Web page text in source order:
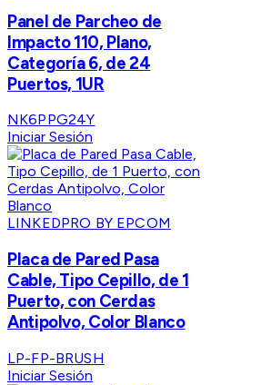
Panel de Parcheo de
Impacto 110, Plano,
Categoría 6, de 24
Puertos, 1UR
NK6PPG24Y
Iniciar Sesión
LINKEDPRO BY EPCOM
Placa de Pared Pasa
Cable, Tipo Cepillo, de 1
Puerto, con Cerdas
Antipolvo, Color Blanco
LP-FP-BRUSH
Iniciar Sesión